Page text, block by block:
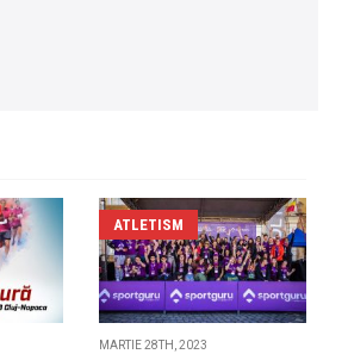
ATLETISM
MARTIE 28TH, 2023